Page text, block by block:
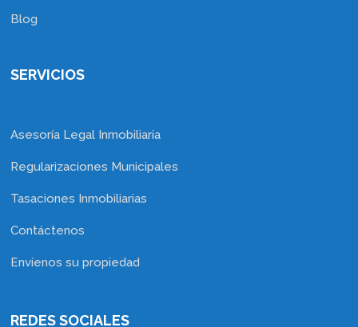
Blog
SERVICIOS
Asesoría Legal Inmobiliaria
Regularizaciones Municipales
Tasaciones Inmobiliarias
Contáctenos
Envíenos su propiedad
REDES SOCIALES